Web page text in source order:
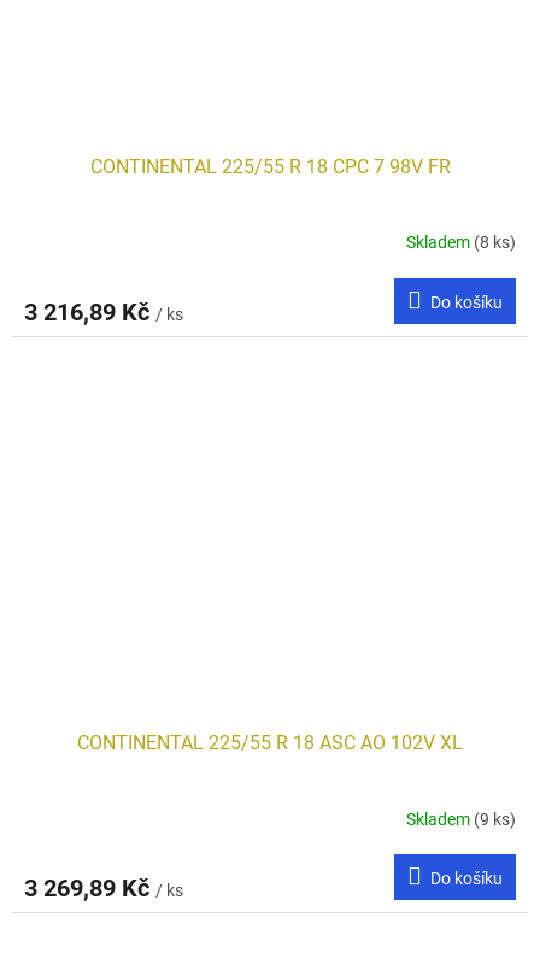
CONTINENTAL 225/55 R 18 CPC 7 98V FR
Skladem (8 ks)
3 216,89 Kč / ks
Do košíku
CONTINENTAL 225/55 R 18 ASC AO 102V XL
Skladem (9 ks)
3 269,89 Kč / ks
Do košíku